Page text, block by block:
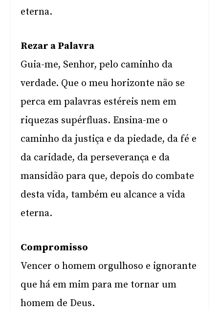
eterna.
Rezar a Palavra
Guia-me, Senhor, pelo caminho da
verdade. Que o meu horizonte não se
perca em palavras estéreis nem em
riquezas supérfluas. Ensina-me o
caminho da justiça e da piedade, da fé e
da caridade, da perseverança e da
mansidão para que, depois do combate
desta vida, também eu alcance a vida
eterna.
Compromisso
Vencer o homem orgulhoso e ignorante
que há em mim para me tornar um
homem de Deus.